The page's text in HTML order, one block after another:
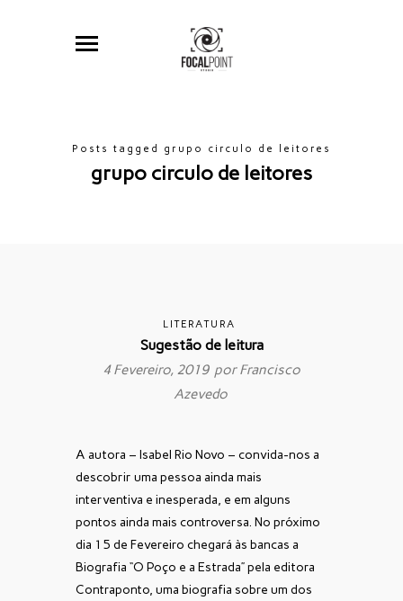
Posts tagged grupo circulo de leitores
grupo circulo de leitores
LITERATURA
Sugestão de leitura
4 Fevereiro, 2019 porFrancisco
Azevedo
A autora – Isabel Rio Novo – convida-nos a
descobrir uma pessoa ainda mais
interventiva e inesperada, e em alguns
pontos ainda mais controversa. No próximo
dia 15 de Fevereiro chegará às bancas a
Biografia “O Poço e a Estrada” pela editora
Contraponto, uma biografia sobre um dos